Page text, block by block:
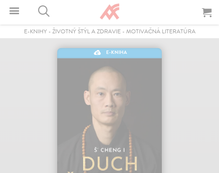
E-KNIHY- ŽIVOTNÝ ŠTÝL A ZDRAVIE- MOTIVAČNÁ LITERATÚRA
E-KNIHA